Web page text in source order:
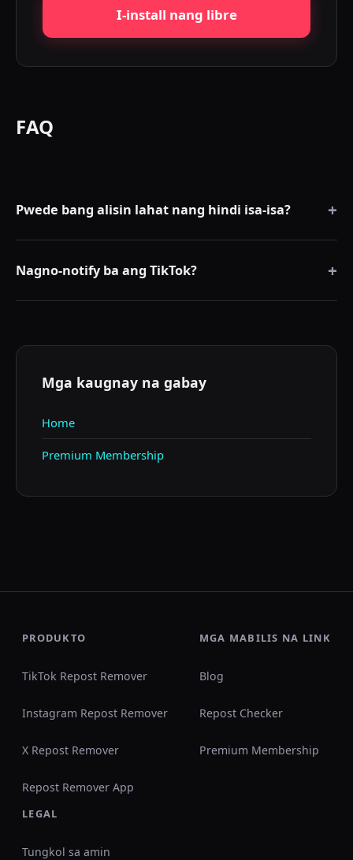
I-install nang libre
FAQ
Pwede bang alisin lahat nang hindi isa-isa? +
pila.
Nagno-notify ba ang TikTok? +
Mga kaugnay na gabay
Home
Premium Membership
PRODUKTO
TikTok Repost Remover
Instagram Repost Remover
X Repost Remover
Repost Remover App
MGA MABILIS NA LINK
Blog
Repost Checker
Premium Membership
LEGAL
Tungkol sa amin